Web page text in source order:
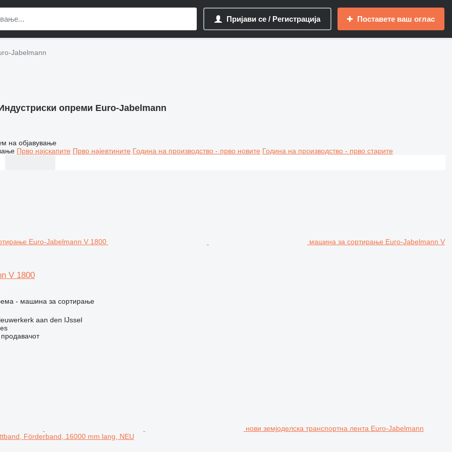
Пријави се / Регистрација Поставете ваш оглас
Jabelmann
опреми Euro-Jabelmann
на објавување
Прво најскапите Прво најевтините Година на производство - прво новите Година на производство - прво старите
машина за сортирање Euro-Jabelmann V
V 1800
- машина за сортирање
aan den IJssel
продавачот
нови земјоделска транспортна лента Euro-Jabelmann
Förderband, 16000 mm lang, NEU